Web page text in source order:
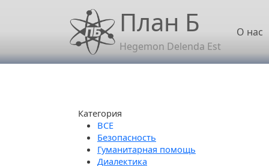
Перейти к основному содержаниюПлан Б
Hegemon Delenda Est
О нас
Категория
Безопасность
Гуманитарная помощь
Диалектика